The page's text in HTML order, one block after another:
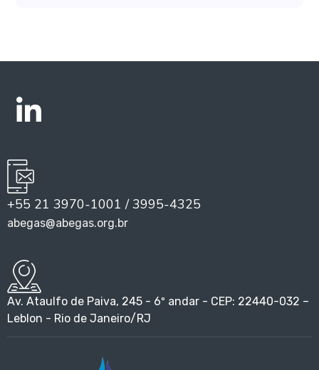
+55 21 3970-1001 / 3995-4325
abegas@abegas.org.br
Av. Ataulfo de Paiva, 245 - 6º andar - CEP: 22440-032 –
Leblon - Rio de Janeiro/RJ